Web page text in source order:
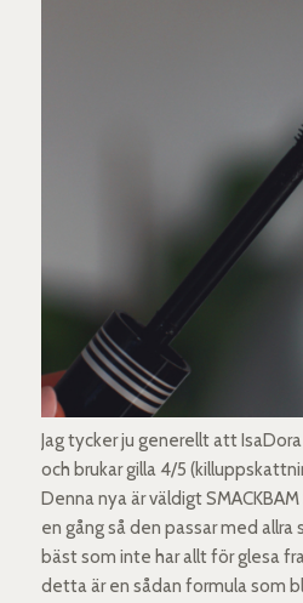
Jag tycker ju generellt att
och brukar gilla 4/5
Denna nya är väldigt
en gång så den passar med
bäst som inte har allt för glesa
detta är en sådan formula som